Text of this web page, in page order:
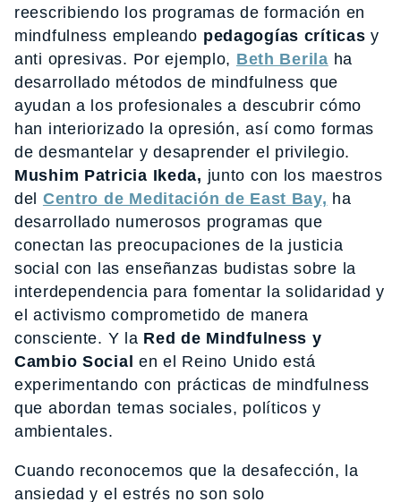
reescribiendo los programas de formación en
mindfulness empleando pedagogías críticas y
anti opresivas. Por ejemplo, Beth Berila ha
desarrollado métodos de mindfulness que
ayudan a los profesionales a descubrir cómo
han interiorizado la opresión, así como formas
de desmantelar y desaprender el privilegio.
Mushim Patricia Ikeda, junto con los maestros
del Centro de Meditación de East Bay, ha
desarrollado numerosos programas que
conectan las preocupaciones de la justicia
social con las enseñanzas budistas sobre la
interdependencia para fomentar la solidaridad y
el activismo comprometido de manera
consciente. Y la Red de Mindfulness y
Cambio Social en el Reino Unido está
experimentando con prácticas de mindfulness
que abordan temas sociales, políticos y
ambientales.
Cuando reconocemos que la desafección, la
ansiedad y el estrés no son solo